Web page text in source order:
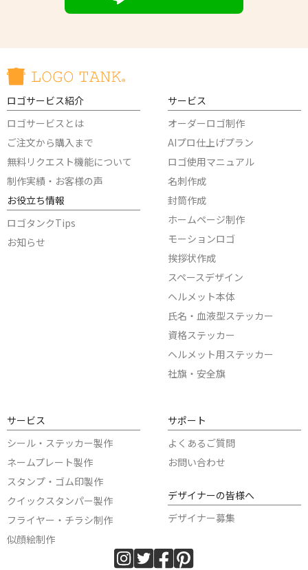
ロゴサービス紹介
ロゴサービスとは
ご注文から購入まで
無料リクエスト機能について
制作実績・お客様の声
お役立ち情報
ロゴタンクTips
お知らせ
サービス
オーダーロゴ制作
AIプロ仕上げプラン
ロゴ使用マニュアル
名刺作成
封筒作成
ホームページ制作
モーションロゴ
挨拶状作成
スペースデザイン
ヘルメット本体
氏名・血液型ステッカー
資格ステッカー
ヘルメット用ステッカー
社旗・安全旗
サービス
シール・ステッカー製作
ネームプレート製作
スタンプ・ゴム印製作
クイックスタンパー製作
フライヤー・チラシ制作
似顔絵制作
サポート
よくあるご質問
お問い合わせ
デザイナーの皆様へ
デザイナー募集